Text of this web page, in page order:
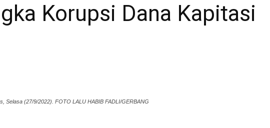
Korupsi Dana Kapitasi
Selasa (27/9/2022). FOTO LALU HABIB FADLI/GERBANG